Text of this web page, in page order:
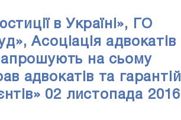
в Україні», ГО
Асоціація адвокатів
на сьому
адвокатів та гарантій
02 листопада